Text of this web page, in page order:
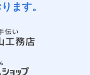
ます。